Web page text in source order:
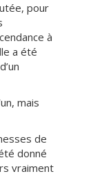
pour
à
a été
mais
de
donné
vraiment